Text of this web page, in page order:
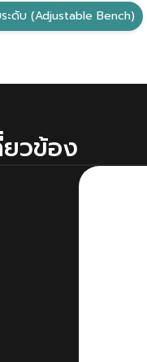
ะดับ (Adjustable Bench)
วข้อง